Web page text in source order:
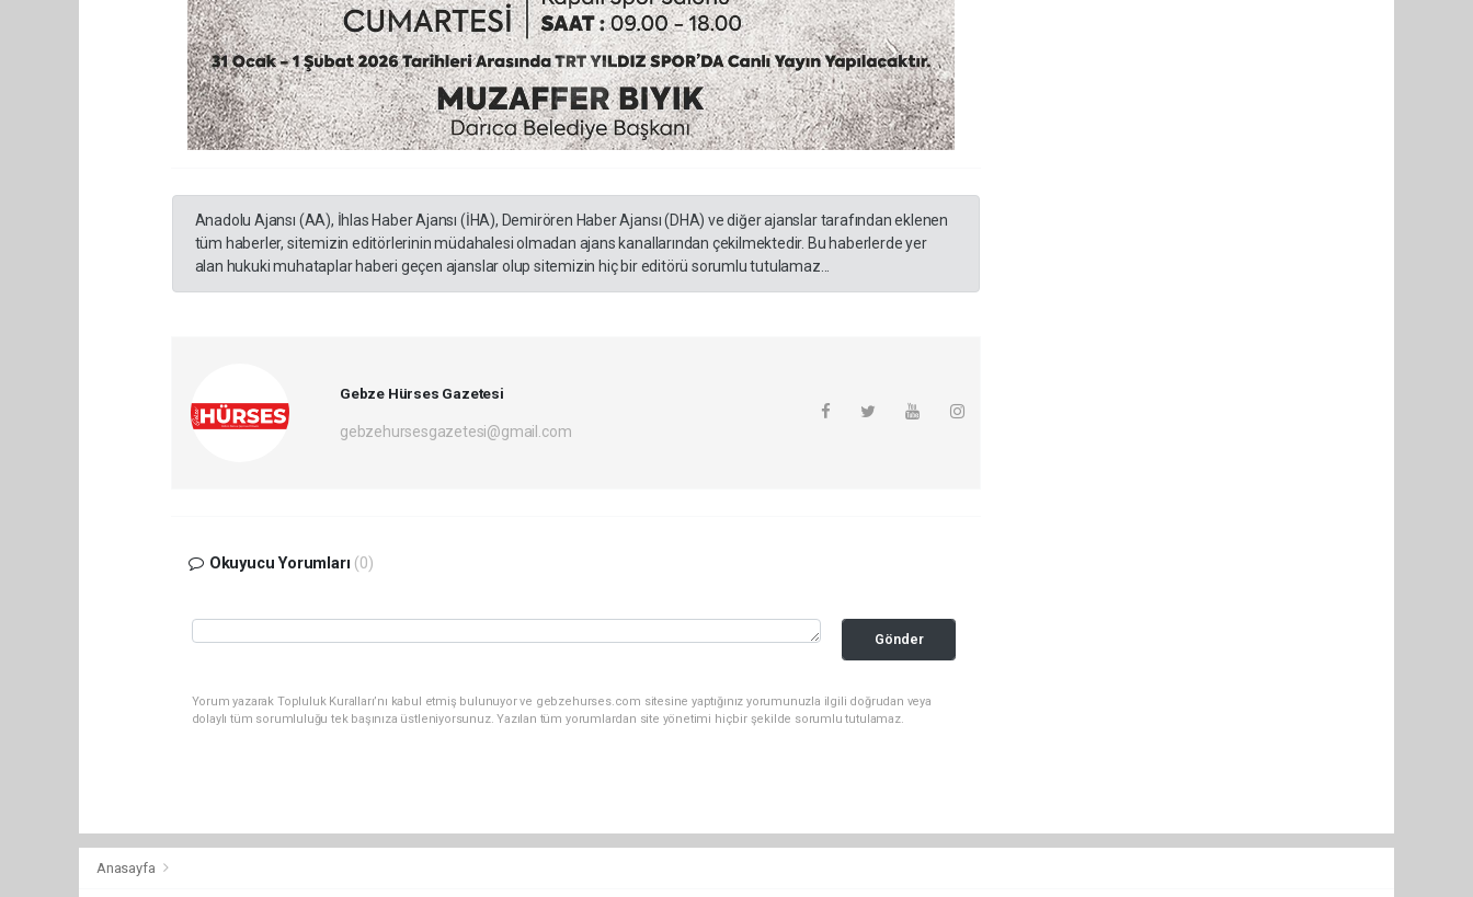
Anadolu Ajansı (AA), İhlas Haber Ajansı (İHA), Demirören Haber Ajansı (DHA) ve diğer ajanslar tarafından eklenen
tüm haberler, sitemizin editörlerinin müdahalesi olmadan ajans kanallarından çekilmektedir. Bu haberlerde yer
alan hukuki muhataplar haberi geçen ajanslar olup sitemizin hiç bir editörü sorumlu tutulamaz...
Gebze Hürses Gazetesi
gebzehursesgazetesi@gmail.com
Okuyucu Yorumları (0)
Gönder
Yorum yazarak Topluluk Kuralları’nı kabul etmiş bulunuyor ve gebzehurses.com sitesine yaptığınız yorumunuzla ilgili doğrudan veya
dolaylı tüm sorumluluğu tek başınıza üstleniyorsunuz. Yazılan tüm yorumlardan site yönetimi hiçbir şekilde sorumlu tutulamaz.
Anasayfa